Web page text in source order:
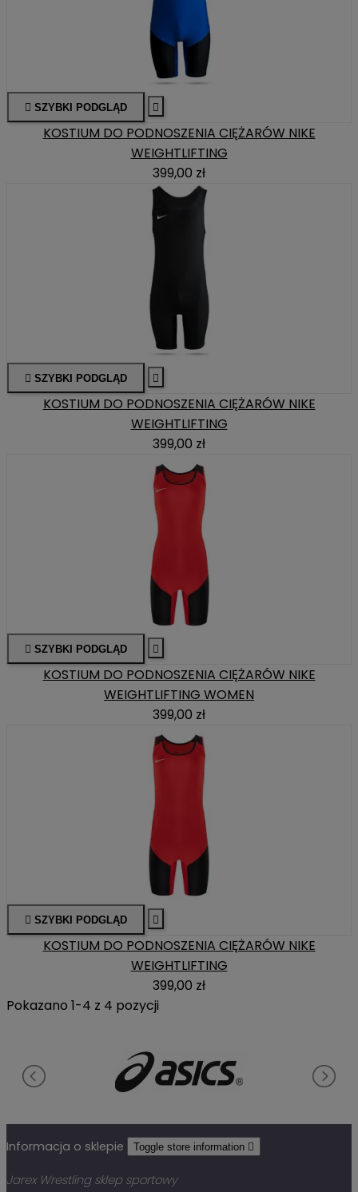
 SZYBKI PODGLĄD 
KOSTIUM DO PODNOSZENIA CIĘŻARÓW NIKE
WEIGHTLIFTING
399,00 zł
 SZYBKI PODGLĄD 
KOSTIUM DO PODNOSZENIA CIĘŻARÓW NIKE
WEIGHTLIFTING
399,00 zł
 SZYBKI PODGLĄD 
KOSTIUM DO PODNOSZENIA CIĘŻARÓW NIKE
WEIGHTLIFTING WOMEN
399,00 zł
 SZYBKI PODGLĄD 
KOSTIUM DO PODNOSZENIA CIĘŻARÓW NIKE
WEIGHTLIFTING
399,00 zł
Pokazano 1-4 z 4 pozycji
Informacja o sklepie Toggle store information 
Jarex Wrestling sklep sportowy